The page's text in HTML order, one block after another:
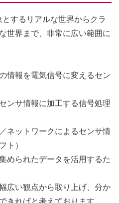
するリアルな世界からクラ
世界まで、非常に広い範囲に
報を電気信号に変えるセン
サ情報に加工する信号処理
ットワークによるセンサ情
ト）
られたデータを活用するた
広い観点から取り上げ、分か
きればと考えております。